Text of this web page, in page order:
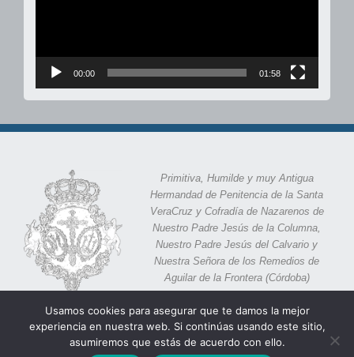
00:00 01:58
Primitiva, Humilde y muy Antigua
Hermandad de Penitencia de la Santa
VeraCruz y Cofradía de Nazarenos de
Nuestro Padre Jesús de la Columna,
Nuestro Padre Jesús del Calvario y
Nuestra Señora de los Remedios de
Aguilar de la Frontera (Córdoba)
Calle Eras 11,Aguilar de la Frontera, 14920 (Córdoba)
Usamos cookies para asegurar que te damos la mejor
experiencia en nuestra web. Si continúas usando este sitio,
asumiremos que estás de acuerdo con ello.